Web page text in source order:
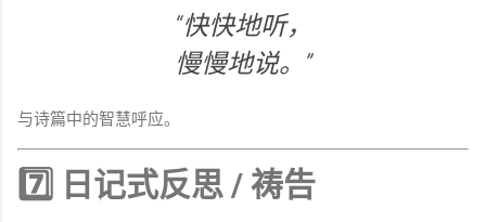
“快快地听，
慢慢地说。”
与诗篇中的智慧呼应。
7️⃣ 日记式反思 / 祷告